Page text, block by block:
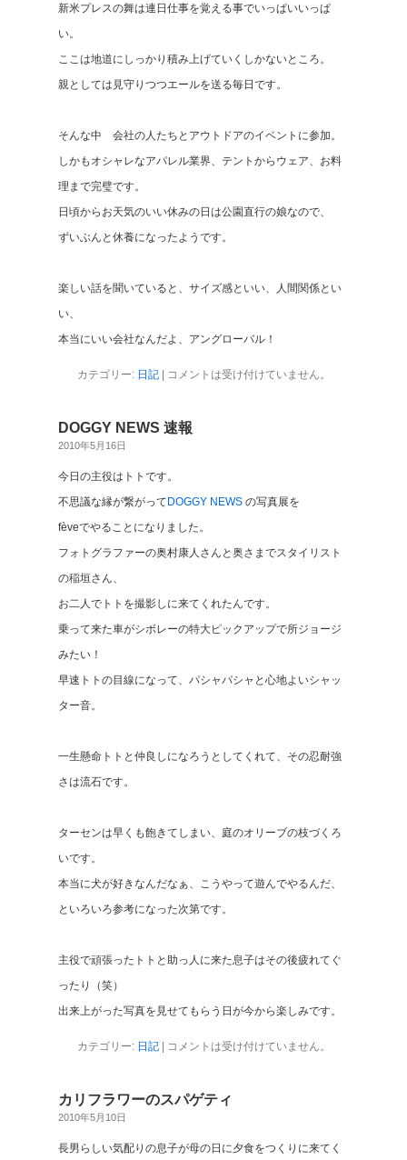
新米プレスの舞は連日仕事を覚える事でいっぱいいっぱ
い。
ここは地道にしっかり積み上げていくしかないところ。
親としては見守りつつエールを送る毎日です。
そんな中 会社の人たちとアウトドアのイベントに参加。
しかもオシャレなアパレル業界、テントからウェア、お料
理まで完璧です。
日頃からお天気のいい休みの日は公園直行の娘なので、
ずいぶんと休養になったようです。
楽しい話を聞いていると、サイズ感といい、人間関係とい
い、
本当にいい会社なんだよ、アングローバル！
カテゴリー: 日記| コメントは受け付けていません。
DOGGY NEWS 速報
2010年5月16日
今日の主役はトトです。
不思議な縁が繋がってDOGGY NEWS の写真展を
fèveでやることになりました。
フォトグラファーの奥村康人さんと奥さまでスタイリスト
の稲垣さん、
お二人でトトを撮影しに来てくれたんです。
乗って来た車がシボレーの特大ピックアップで所ジョージ
みたい！
早速トトの目線になって、パシャパシャと心地よいシャッ
ター音。
一生懸命トトと仲良しになろうとしてくれて、その忍耐強
さは流石です。
ターセンは早くも飽きてしまい、庭のオリーブの枝づくろ
いです。
本当に犬が好きなんだなぁ、こうやって遊んでやるんだ、
といろいろ参考になった次第です。
主役で頑張ったトトと助っ人に来た息子はその後疲れてぐ
ったり（笑）
出来上がった写真を見せてもらう日が今から楽しみです。
カテゴリー: 日記| コメントは受け付けていません。
カリフラワーのスパゲティ
2010年5月10日
長男らしい気配りの息子が母の日に夕食をつくりに来てく